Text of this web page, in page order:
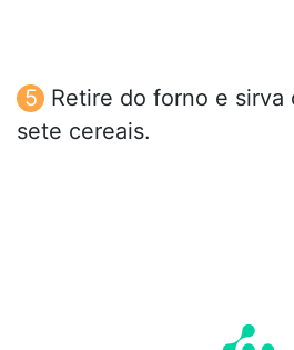
Retire do forno e sirva
sete cereais.